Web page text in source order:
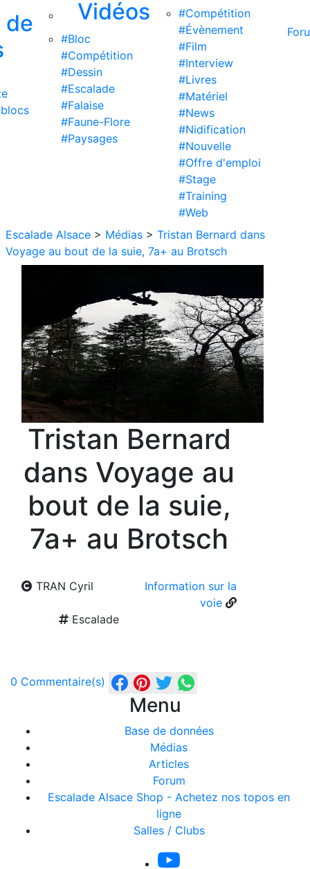
de
Vidéos
#Bloc
#Compétition
#Dessin
#Escalade
#Falaise
#Faune-Flore
#Paysages
#Compétition
#Évènement
#Film
#Interview
#Livres
#Matériel
#News
#Nidification
#Nouvelle
#Offre d'emploi
#Stage
#Training
#Web
Escalade Alsace > Médias > Tristan Bernard dans
Voyage au bout de la suie, 7a+ au Brotsch
Tristan Bernard
dans Voyage au
bout de la suie,
7a+ au Brotsch
TRAN Cyril
Information sur la
voie
Escalade
0 Commentaire(s)
Menu
Base de données
Médias
Articles
Forum
Escalade Alsace Shop - Achetez nos topos en
ligne
Salles / Clubs